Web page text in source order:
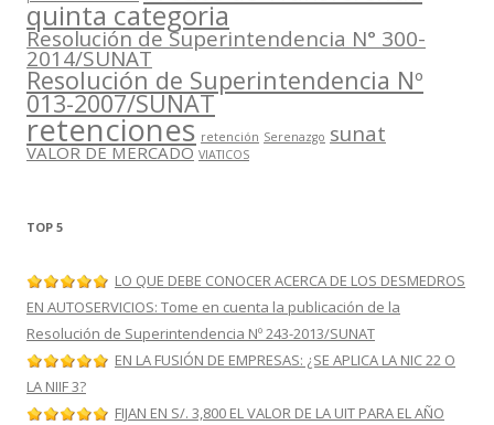
quinta categoria
Resolución de Superintendencia N° 300-
2014/SUNAT
Resolución de Superintendencia Nº
013-2007/SUNAT
retenciones retención Serenazgo sunat
VALOR DE MERCADO VIATICOS
TOP 5
LO QUE DEBE CONOCER ACERCA DE LOS DESMEDROS
EN AUTOSERVICIOS: Tome en cuenta la publicación de la
Resolución de Superintendencia Nº 243-2013/SUNAT
EN LA FUSIÓN DE EMPRESAS: ¿SE APLICA LA NIC 22 O
LA NIIF 3?
FIJAN EN S/. 3,800 EL VALOR DE LA UIT PARA EL AÑO